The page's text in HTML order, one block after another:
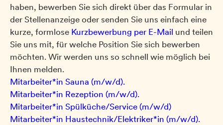
Follow us!
Datenschutz
AGB
haben, bewerben Sie sich direkt über das Formular in
der Stellenanzeige oder senden Sie uns einfach eine
kurze, formlose Kurzbewerbung per E-Mail und teilen
Sie uns mit, für welche Position Sie sich bewerben
möchten. Wir werden uns so schnell wie möglich bei
Ihnen melden.
Mitarbeiter*in Sauna (m/w/d).
Mitarbeiter*in Rezeption (m/w/d).
Mitarbeiter*in Spülküche/Service (m/w/d)
Mitarbeiter*in Haustechnik/Elektriker*in (m/w/d).